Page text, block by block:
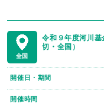
全国
令和９年度河川
切・全国）
開催日・期間
開催時間